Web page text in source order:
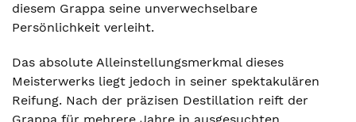
diesem Grappa seine unverwechselbare
Persönlichkeit verleiht.
Das absolute Alleinstellungsmerkmal dieses
Meisterwerks liegt jedoch in seiner spektakulären
Reifung. Nach der präzisen Destillation reift der